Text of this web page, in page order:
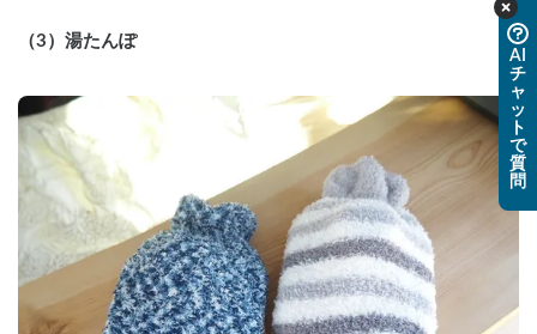
（3）湯たんぽ
AI
チ
ャ
ッ
ト
で
質
問